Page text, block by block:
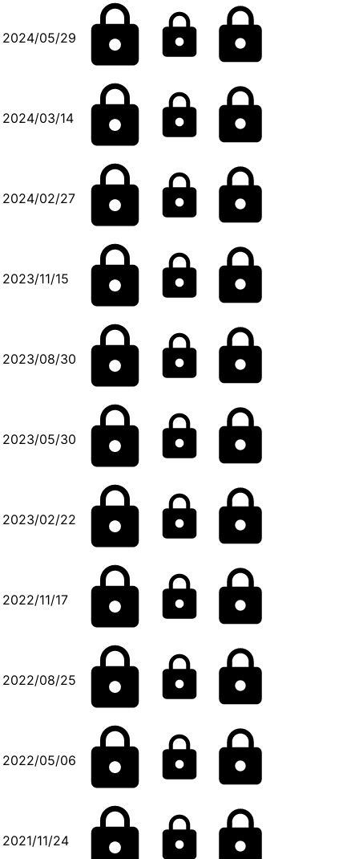
2024/05/29
2024/03/14
2024/02/27
2023/11/15
2023/08/30
2023/05/30
2023/02/22
2022/11/17
2022/08/25
2022/05/06
2021/11/24